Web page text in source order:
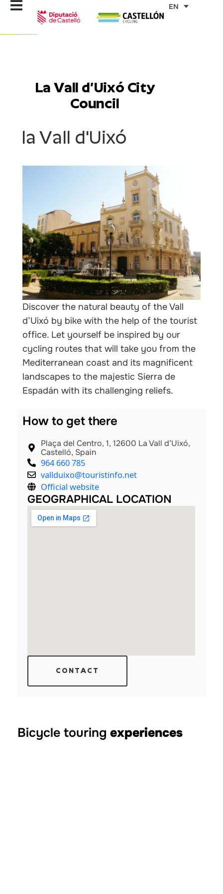
Skip
EN
La Vall d’Uixó City
Council
la Vall d'Uixó
Discover the natural beauty of the Vall
d’Uixó by bike with the help of the tourist
office. Let yourself be inspired by our
cycling routes that will take you from the
Mediterranean coast and its magnificent
landscapes to the majestic Sierra de
Espadán with its challenging reliefs.
How to get there
Plaça del Centro, 1, 12600 La Vall d’Uixó,
Castelló, Spain
964 660 785
vallduixo@touristinfo.net
Official website
GEOGRAPHICAL LOCATION
CONTACT
Bicycle touringexperiences